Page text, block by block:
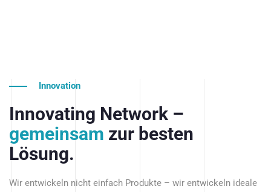
Innovation
Innovating Network –
gemeinsam zur besten
Lösung.
Wir entwickeln nicht einfach Produkte – wir entwickeln ideale